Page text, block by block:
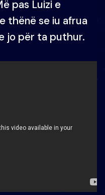
pas Luizi e
thënë se iu afrua
jo për ta puthur.